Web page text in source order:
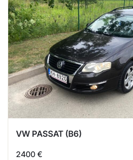
VW PASSAT (B6)
2400 €